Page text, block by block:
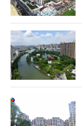
关于我们